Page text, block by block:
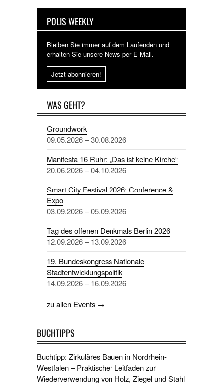
POLIS WEEKLY
Bleiben Sie immer auf dem Laufenden und
erhalten Sie unsere News per E-Mail.
Jetzt abonnieren!
WAS GEHT?
Groundwork
09.05.2026 – 30.08.2026
Manifesta 16 Ruhr: „Das ist keine Kirche“
20.06.2026 – 04.10.2026
Smart City Festival 2026: Conference &
Expo
03.09.2026 – 05.09.2026
Tag des offenen Denkmals Berlin 2026
12.09.2026 – 13.09.2026
19. Bundeskongress Nationale
Stadtentwicklungspolitik
14.09.2026 – 16.09.2026
zu allen Events →
BUCHTIPPS
Buchtipp: Zirkuläres Bauen in Nordrhein-
Westfalen – Praktischer Leitfaden zur
Wiederverwendung von Holz, Ziegel und Stahl